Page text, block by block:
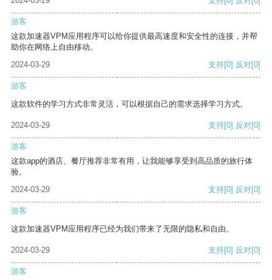
游客
这款加速器VPM应用程序可以给你提供最高速度和安全性的连接，并帮
助你在网络上自由移动。
2024-03-29
支持[0] 反对[0]
游客
这款软件的学习方式非常灵活，可以根据自己的需求选择学习方式。
2024-03-29 支持[0] 反对[0]
游客
这款app的酒店、餐厅推荐非常有用，让我能够享受到高品质的旅行体
验。
2024-03-29
支持[0] 反对[0]
游客
这款加速器VPM应用程序已经为我们带来了无限的隐私和自由。
2024-03-29 支持[0] 反对[0]
游客